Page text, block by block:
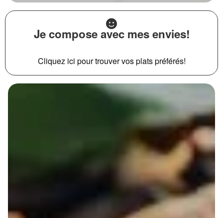
Je compose avec mes envies!
Cliquez ici pour trouver vos plats préférés!